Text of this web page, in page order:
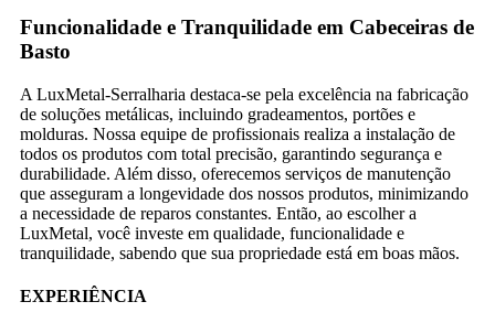
Funcionalidade e Tranquilidade em Cabeceiras de
Basto
A LuxMetal-Serralharia destaca-se pela excelência na fabricação
de soluções metálicas, incluindo gradeamentos, portões e
molduras. Nossa equipe de profissionais realiza a instalação de
todos os produtos com total precisão, garantindo segurança e
durabilidade. Além disso, oferecemos serviços de manutenção
que asseguram a longevidade dos nossos produtos, minimizando
a necessidade de reparos constantes. Então, ao escolher a
LuxMetal, você investe em qualidade, funcionalidade e
tranquilidade, sabendo que sua propriedade está em boas mãos.
EXPERIÊNCIA